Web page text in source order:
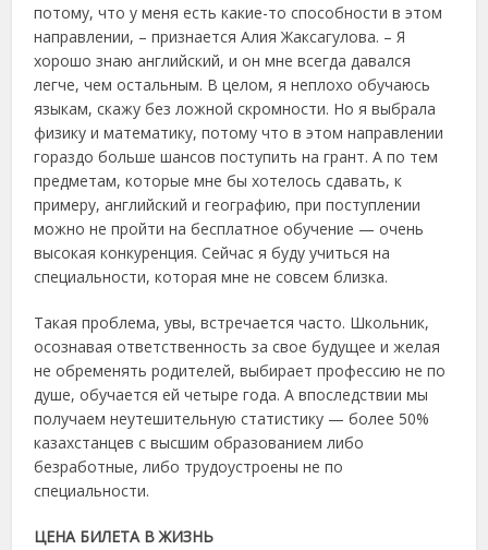
потому, что у меня есть какие-то способности в этом
направлении, – признается Алия Жаксагулова. – Я
хорошо знаю английский, и он мне всегда давался
легче, чем остальным. В целом, я неплохо обучаюсь
языкам, скажу без ложной скромности. Но я выбрала
физику и математику, потому что в этом направлении
гораздо больше шансов поступить на грант. А по тем
предметам, которые мне бы хотелось сдавать, к
примеру, английский и географию, при поступлении
можно не пройти на бесплатное обучение — очень
высокая конкуренция. Сейчас я буду учиться на
специальности, которая мне не совсем близка.
Такая проблема, увы, встречается часто. Школьник,
осознавая ответственность за свое будущее и желая
не обременять родителей, выбирает профессию не по
душе, обучается ей четыре года. А впоследствии мы
получаем неутешительную статистику — более 50%
казахстанцев с высшим образованием либо
безработные, либо трудоустроены не по
специальности.
ЦЕНА БИЛЕТА В ЖИЗНЬ